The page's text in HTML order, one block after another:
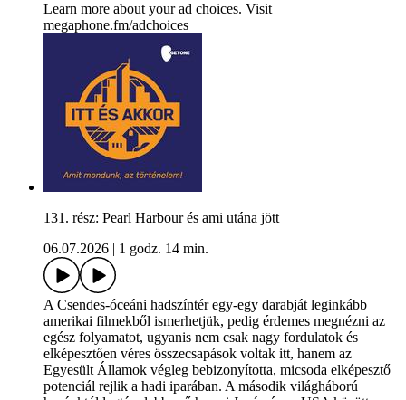
Learn more about your ad choices. Visit
megaphone.fm/adchoices
131. rész: Pearl Harbour és ami utána jött
06.07.2026
1 godz. 14 min.
A Csendes-óceáni hadszíntér egy-egy darabját leginkább
amerikai filmekből ismerhetjük, pedig érdemes megnézni az
egész folyamatot, ugyanis nem csak nagy fordulatok és
elképesztően véres összecsapások voltak itt, hanem az
Egyesült Államok végleg bebizonyította, micsoda elképesztő
potenciál rejlik a hadi iparában. A második világháború